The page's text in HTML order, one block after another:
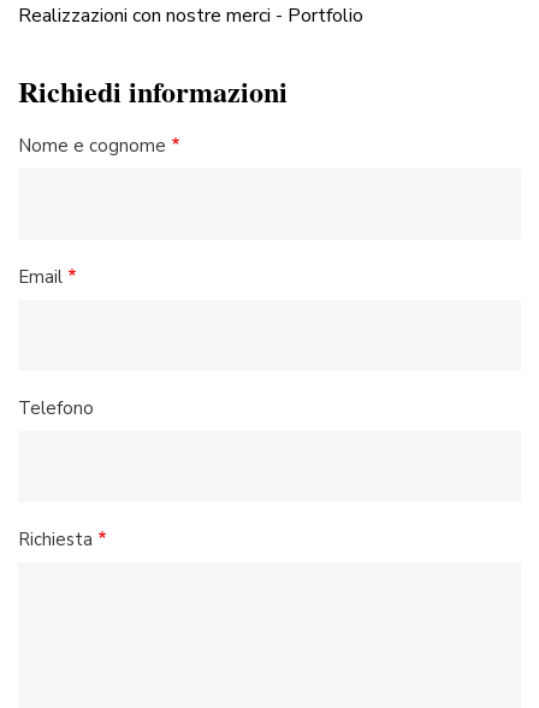
Realizzazioni con nostre merci - Portfolio
Richiedi informazioni
Nome e cognome
Email
Telefono
Richiesta